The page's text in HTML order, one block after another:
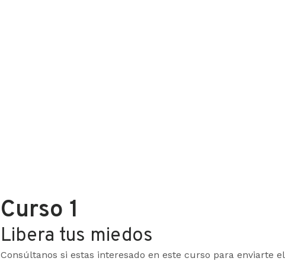
Curso 1
Libera tus miedos
Consúltanos si estas interesado en este curso para enviarte el